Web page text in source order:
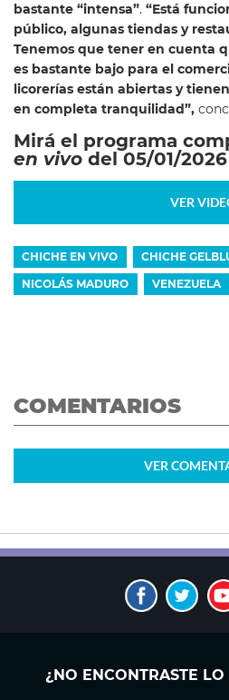
bastante “intensa”. “Está
público, algunas tiendas y
Tenemos que tener en cuenta
es bastante bajo para el
licorerías están abiertas y
en completa tranquilidad”,
Mirá el programa
en vivodel 05/01/
VER
CHICHE EN VIVO CHICHE
NICOLÁS MADURO VENEZUELA
COMENTARIOS
VER
¿NO ENCONTRASTE